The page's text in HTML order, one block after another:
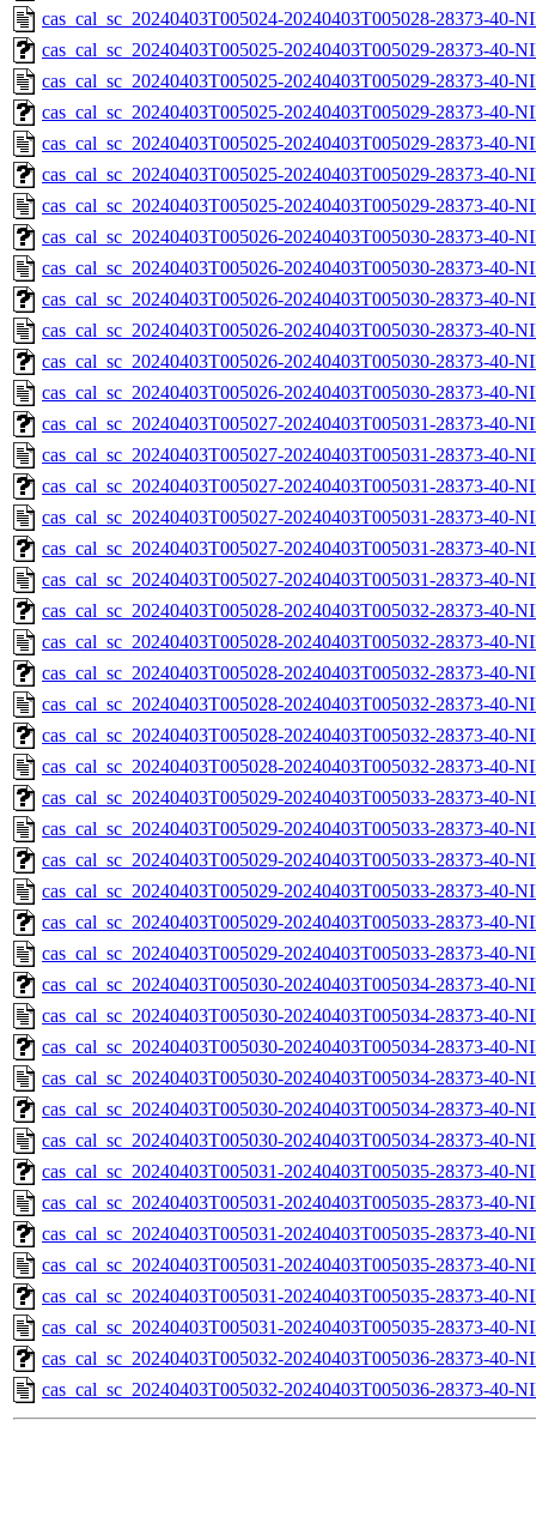
cas_cal_sc_20240403T005024-20240403T005028-28373-40-
cas_cal_sc_20240403T005025-20240403T005029-28373-40-
cas_cal_sc_20240403T005025-20240403T005029-28373-40-
cas_cal_sc_20240403T005025-20240403T005029-28373-40-
cas_cal_sc_20240403T005025-20240403T005029-28373-40-
cas_cal_sc_20240403T005025-20240403T005029-28373-40-
cas_cal_sc_20240403T005025-20240403T005029-28373-40-
cas_cal_sc_20240403T005026-20240403T005030-28373-40-
cas_cal_sc_20240403T005026-20240403T005030-28373-40-
cas_cal_sc_20240403T005026-20240403T005030-28373-40-
cas_cal_sc_20240403T005026-20240403T005030-28373-40-
cas_cal_sc_20240403T005026-20240403T005030-28373-40-
cas_cal_sc_20240403T005026-20240403T005030-28373-40-
cas_cal_sc_20240403T005027-20240403T005031-28373-40-
cas_cal_sc_20240403T005027-20240403T005031-28373-40-
cas_cal_sc_20240403T005027-20240403T005031-28373-40-
cas_cal_sc_20240403T005027-20240403T005031-28373-40-
cas_cal_sc_20240403T005027-20240403T005031-28373-40-
cas_cal_sc_20240403T005027-20240403T005031-28373-40-
cas_cal_sc_20240403T005028-20240403T005032-28373-40-
cas_cal_sc_20240403T005028-20240403T005032-28373-40-
cas_cal_sc_20240403T005028-20240403T005032-28373-40-
cas_cal_sc_20240403T005028-20240403T005032-28373-40-
cas_cal_sc_20240403T005028-20240403T005032-28373-40-
cas_cal_sc_20240403T005028-20240403T005032-28373-40-
cas_cal_sc_20240403T005029-20240403T005033-28373-40-
cas_cal_sc_20240403T005029-20240403T005033-28373-40-
cas_cal_sc_20240403T005029-20240403T005033-28373-40-
cas_cal_sc_20240403T005029-20240403T005033-28373-40-
cas_cal_sc_20240403T005029-20240403T005033-28373-40-
cas_cal_sc_20240403T005029-20240403T005033-28373-40-
cas_cal_sc_20240403T005030-20240403T005034-28373-40-
cas_cal_sc_20240403T005030-20240403T005034-28373-40-
cas_cal_sc_20240403T005030-20240403T005034-28373-40-
cas_cal_sc_20240403T005030-20240403T005034-28373-40-
cas_cal_sc_20240403T005030-20240403T005034-28373-40-
cas_cal_sc_20240403T005030-20240403T005034-28373-40-
cas_cal_sc_20240403T005031-20240403T005035-28373-40-
cas_cal_sc_20240403T005031-20240403T005035-28373-40-
cas_cal_sc_20240403T005031-20240403T005035-28373-40-
cas_cal_sc_20240403T005031-20240403T005035-28373-40-
cas_cal_sc_20240403T005031-20240403T005035-28373-40-
cas_cal_sc_20240403T005031-20240403T005035-28373-40-
cas_cal_sc_20240403T005032-20240403T005036-28373-40-
cas_cal_sc_20240403T005032-20240403T005036-28373-40-